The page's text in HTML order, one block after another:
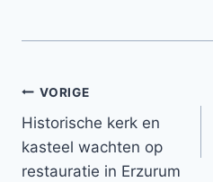
Bericht
navigatie
VORIGE
Historische kerk en
kasteel wachten op
restauratie in Erzurum